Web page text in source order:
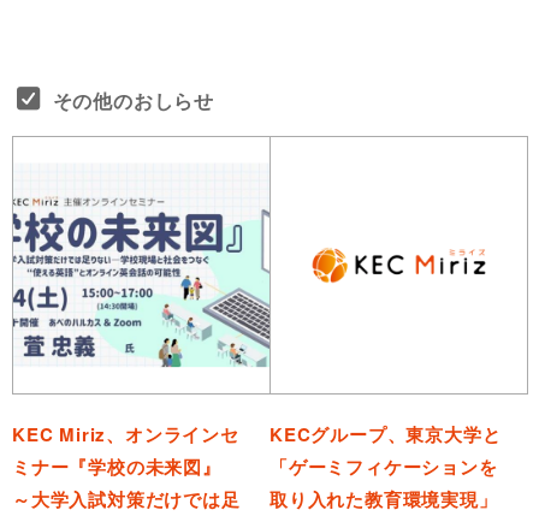
その他のおしらせ
KEC Miriz、オンラインセ
ミナー『学校の未来図』
～大学入試対策だけでは足
KECグループ、東京大学と
「ゲーミフィケーションを
取り入れた教育環境実現」